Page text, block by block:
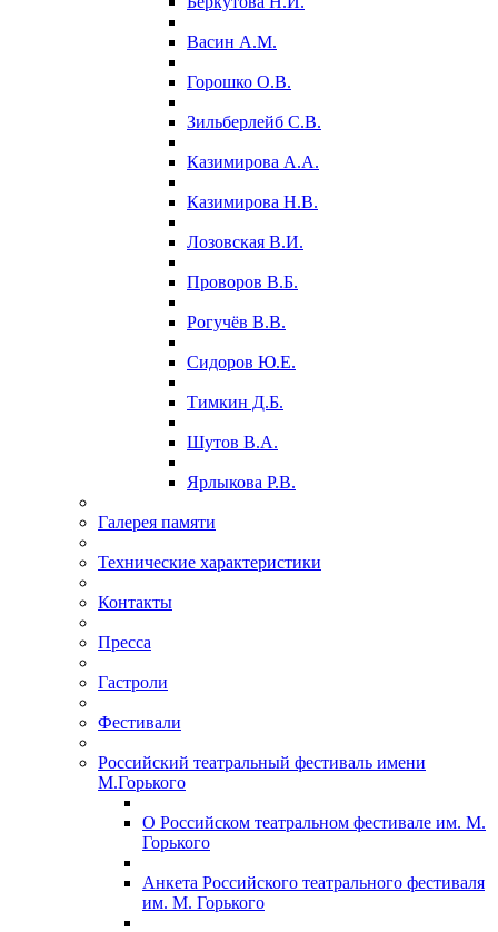
Васин А.М.
Горошко О.В.
Зильберлейб С.В.
Казимирова А.А.
Казимирова Н.В.
Лозовская В.И.
Проворов В.Б.
Рогучёв В.В.
Сидоров Ю.Е.
Тимкин Д.Б.
Шутов В.А.
Ярлыкова Р.В.
Галерея памяти
Технические характеристики
Контакты
Пресса
Гастроли
Фестивали
Российский театральный фестиваль имени
М.Горького
О Российском театральном фестивале им. М.
Горького
Анкета Российского театрального фестиваля
им. М. Горького